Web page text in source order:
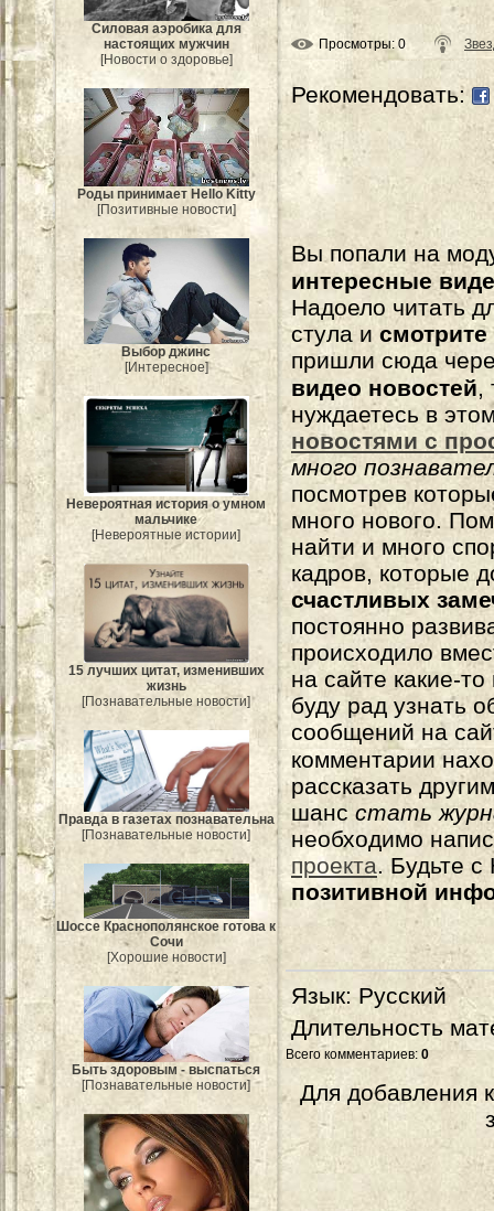
Силовая аэробика для
настоящих мужчин
[Новости о здоровье]
Роды принимает Hello Kitty
[Позитивные новости]
Выбор джинс
[Интересное]
Невероятная история о умном
мальчике
[Невероятные истории]
15 лучших цитат, изменивших
жизнь
[Познавательные новости]
Правда в газетах познавательна
[Познавательные новости]
Шоссе Краснополянское готова к
Сочи
[Хорошие новости]
Быть здоровым - выспаться
[Познавательные новости]
Просмотры: 0
Рекомендовать:
Вы попали на
интересные
Надоело читать
стула и
пришли сюда
видео новостей,
нуждаетесь в
новостями с
много
посмотрев
много нового.
найти и много
кадров, которые
счастливых
постоянно
происходило
на сайте какие-
буду рад узнать
сообщений на
комментарии
рассказать
шанс стать
необходимо
проекта. Будьте
позитивной
Язык: Русский
Длительность
Всего комментариев: 0
Для добавления